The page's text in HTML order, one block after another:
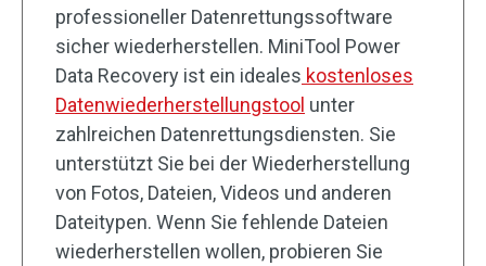
professioneller Datenrettungssoftware
sicher wiederherstellen. MiniTool Power
Data Recovery ist ein ideales kostenloses
Datenwiederherstellungstool unter
zahlreichen Datenrettungsdiensten. Sie
unterstützt Sie bei der Wiederherstellung
von Fotos, Dateien, Videos und anderen
Dateitypen. Wenn Sie fehlende Dateien
wiederherstellen wollen, probieren Sie